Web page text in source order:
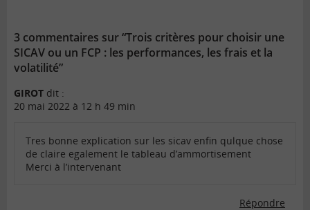
3 commentaires sur “Trois critères pour choisir une
SICAV ou un FCP : les performances, les frais et la
volatilité”
GIROT dit :
20 mai 2022 à 12 h 49 min
Tres bonne explication sur les sicav enfin qulque chose
de claire egalement le tableau d’ammortisement
Merci à l’intervenant
Répondre